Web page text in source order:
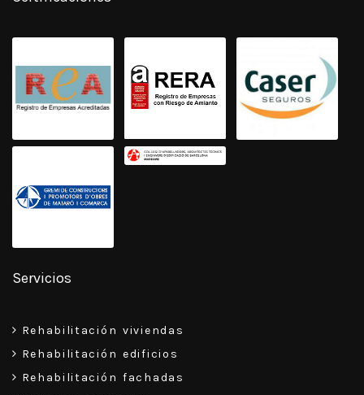
Servicios
Rehabilitación viviendas
Rehabilitación edificios
Rehabilitación fachadas